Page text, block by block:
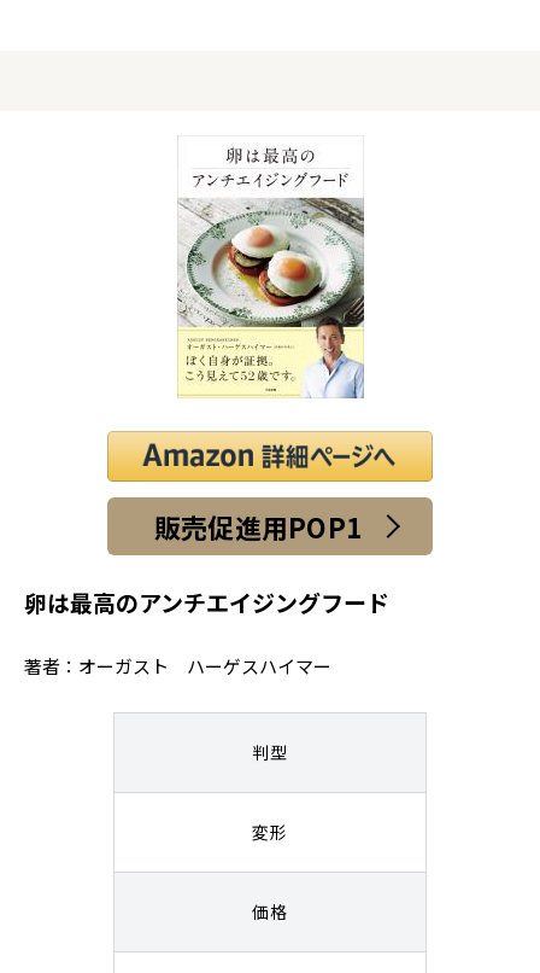
販売促進用POP1
卵は最高のアンチエイジングフード
著者：オーガスト ハーゲスハイマー
判型
変形
価格